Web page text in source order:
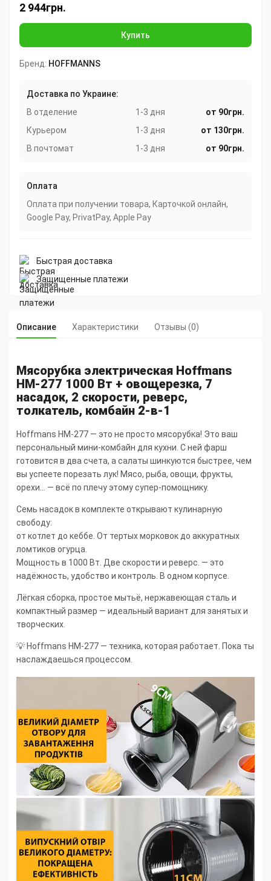
2 944грн.
Купить
Бренд: HOFFMANNS
Доставка по Украине:
В отделение
1-3 дня
от 90грн.
Курьером
1-3 дня
от 130грн.
В почтомат
1-3 дня от 90грн.
Оплата
Оплата при получении товара, Карточкой онлайн,
Google Pay, PrivatPay, Apple Pay
Быстрая доставка
Защищенные платежи
Описание Характеристики Отзывы (0)
Мясорубка электрическая Hoffmans
HM-277 1000 Вт + овощерезка, 7
насадок, 2 скорости, реверс,
толкатель, комбайн 2-в-1
Hoffmans HM-277 — это не просто мясорубка! Это ваш
персональный мини-комбайн для кухни. С ней фарш
готовится в два счета, а салаты шинкуются быстрее, чем
вы успеете порезать лук! Мясо, рыба, овощи, фрукты,
орехи... — всё по плечу этому супер-помощнику.
Семь насадок в комплекте открывают кулинарную
свободу:
от котлет до кеббе. От тертых морковок до аккуратных
ломтиков огурца.
Мощность в 1000 Вт. Две скорости и реверс. — это
надёжность, удобство и контроль. В одном корпусе.
Лёгкая сборка, простое мытьё, нержавеющая сталь и
компактный размер — идеальный вариант для занятых и
творческих.
💡 Hoffmans HM-277 — техника, которая работает. Пока ты
наслаждаешься процессом.